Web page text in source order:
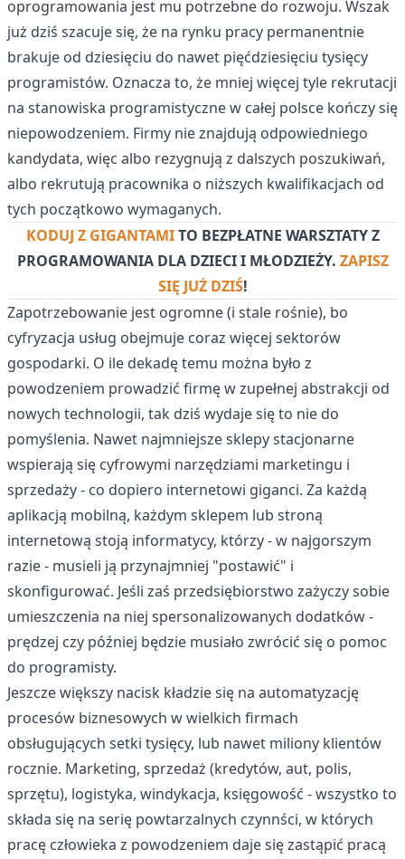
oprogramowania jest mu potrzebne do rozwoju. Wszak
już dziś szacuje się, że na rynku pracy permanentnie
brakuje od dziesięciu do nawet pięćdziesięciu tysięcy
programistów. Oznacza to, że mniej więcej tyle rekrutacji
na stanowiska programistyczne w całej polsce kończy się
niepowodzeniem. Firmy nie znajdują odpowiedniego
kandydata, więc albo rezygnują z dalszych poszukiwań,
albo rekrutują pracownika o niższych kwalifikacjach od
tych początkowo wymaganych.
KODUJ Z GIGANTAMITO BEZPŁATNE WARSZTATY Z
PROGRAMOWANIA DLA DZIECI I MŁODZIEŻY. ZAPISZ
SIĘ JUŻ DZIŚ!
Zapotrzebowanie jest ogromne (i stale rośnie), bo
cyfryzacja usług obejmuje coraz więcej sektorów
gospodarki. O ile dekadę temu można było z
powodzeniem prowadzić firmę w zupełnej abstrakcji od
nowych technologii, tak dziś wydaje się to nie do
pomyślenia. Nawet najmniejsze sklepy stacjonarne
wspierają się cyfrowymi narzędziami marketingu i
sprzedaży - co dopiero internetowi giganci. Za każdą
aplikacją mobilną, każdym sklepem lub stroną
internetową stoją informatycy, którzy - w najgorszym
razie - musieli ją przynajmniej "postawić" i
skonfigurować. Jeśli zaś przedsiębiorstwo zażyczy sobie
umieszczenia na niej spersonalizowanych dodatków -
prędzej czy później będzie musiało zwrócić się o pomoc
do programisty.
Jeszcze większy nacisk kładzie się na automatyzację
procesów biznesowych w wielkich firmach
obsługujących setki tysięcy, lub nawet miliony klientów
rocznie. Marketing, sprzedaż (kredytów, aut, polis,
sprzętu), logistyka, windykacja, księgowość - wszystko to
składa się na serię powtarzalnych czynnści, w których
pracę człowieka z powodzeniem daje się zastąpić pracą